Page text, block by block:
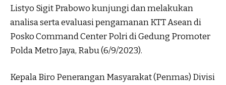
Listyo Sigit Prabowo kunjungi dan melakukan
analisa serta evaluasi pengamanan KTT Asean di
Posko Command Center Polri di Gedung Promoter
Polda Metro Jaya, Rabu (6/9/2023).
Kepala Biro Penerangan Masyarakat (Penmas) Divisi